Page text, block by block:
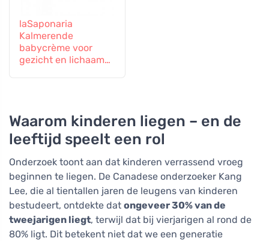
laSaponaria
Kalmerende
babycrème voor
gezicht en lichaam
Waarom kinderen liegen – en de
leeftijd speelt een rol
Onderzoek toont aan dat kinderen verrassend vroeg
beginnen te liegen. De Canadese onderzoeker Kang
Lee, die al tientallen jaren de leugens van kinderen
bestudeert, ontdekte dat ongeveer 30% van de
tweejarigen liegt, terwijl dat bij vierjarigen al rond de
80% ligt. Dit betekent niet dat we een generatie